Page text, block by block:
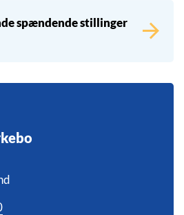
spændende stillinger